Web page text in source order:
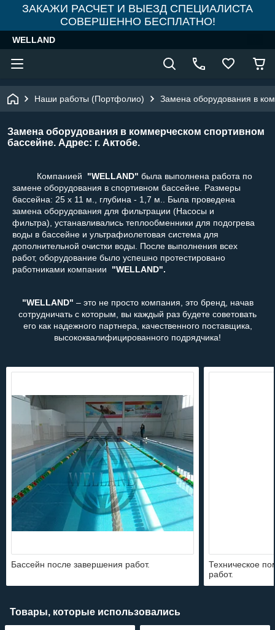
ЗАКАЖИ РАСЧЕТ И ВЫЕЗД СПЕЦИАЛИСТА
СОВЕРШЕННО БЕСПЛАТНО!
WELLAND
Наши работы (Портфолио) Замена оборудования в
Замена оборудования в коммерческом спортивном
бассейне. Адрес: г. Актобе.
Компанией "WELLAND" была выполнена работа по
замене оборудования в спортивном бассейне. Размеры
бассейна: 25 х 11 м., глубина - 1,7 м.. Была проведена
замена оборудования для фильтрации (Насосы и
фильтра), устанавливались теплообменники для подогрева
воды в бассейне и ультрафиолетовая система для
дополнительной очистки воды. После выполнения всех
работ, оборудование было успешно протестировано
работниками компании
"WELLAND".
"WELLAND" – это не просто компания, это бренд, начав
сотрудничать с которым, вы каждый раз будете советовать
его как надежного партнера, качественного поставщика,
высококвалифицированного подрядчика!
Бассейн после завершения работ.
Техническое
работ.
Товары, которые использовались